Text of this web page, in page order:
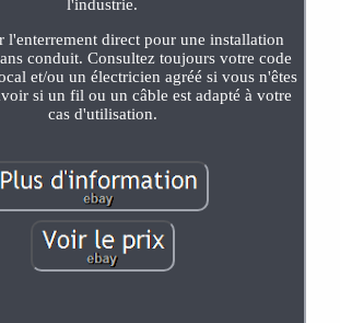
l'industrie.
l'enterrement direct pour une installation
conduit. Consultez toujours votre code
et/ou un électricien agréé si vous n'êtes
si un fil ou un câble est adapté à votre
cas d'utilisation.